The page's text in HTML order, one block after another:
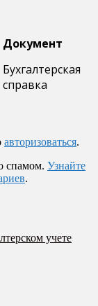
Документ
Бухгалтерская
справка
авторизоваться.
спамом. Узнайте
.
учете